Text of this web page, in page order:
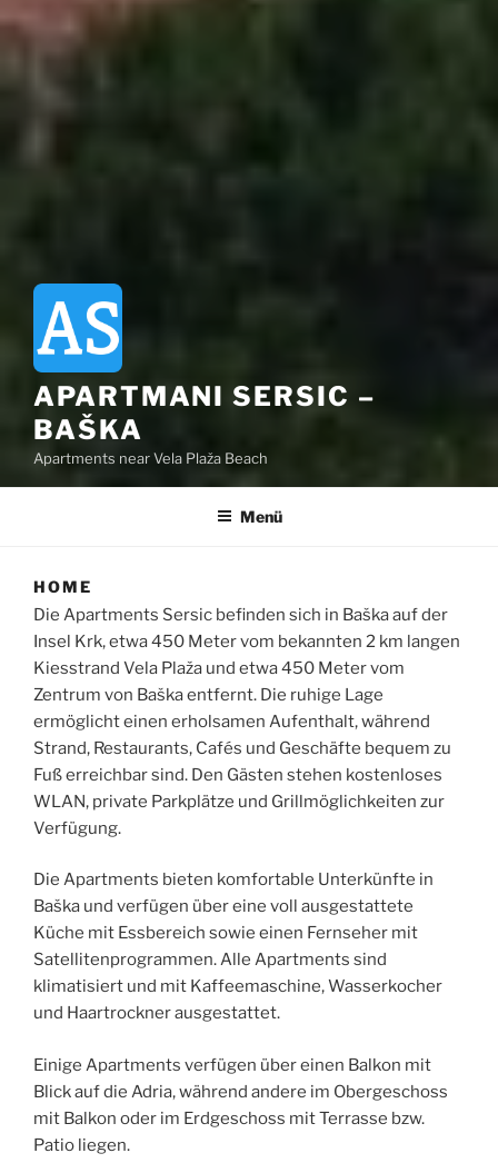
APARTMANI SERSIC –
BAŠKA
Apartments near Vela Plaža Beach
Menü
HOME
Die Apartments Sersic befinden sich in Baška auf der
Insel Krk, etwa 450 Meter vom bekannten 2 km langen
Kiesstrand Vela Plaža und etwa 450 Meter vom
Zentrum von Baška entfernt. Die ruhige Lage
ermöglicht einen erholsamen Aufenthalt, während
Strand, Restaurants, Cafés und Geschäfte bequem zu
Fuß erreichbar sind. Den Gästen stehen kostenloses
WLAN, private Parkplätze und Grillmöglichkeiten zur
Verfügung.
Die Apartments bieten komfortable Unterkünfte in
Baška und verfügen über eine voll ausgestattete
Küche mit Essbereich sowie einen Fernseher mit
Satellitenprogrammen. Alle Apartments sind
klimatisiert und mit Kaffeemaschine, Wasserkocher
und Haartrockner ausgestattet.
Einige Apartments verfügen über einen Balkon mit
Blick auf die Adria, während andere im Obergeschoss
mit Balkon oder im Erdgeschoss mit Terrasse bzw.
Patio liegen.